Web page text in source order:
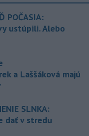
POČASIA:
ustúpili. Alebo
a Laššáková majú
SLNKA:
dať v stredu